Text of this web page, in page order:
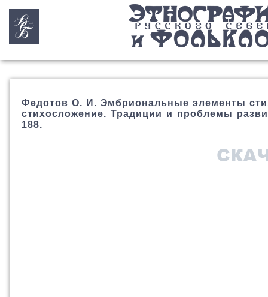
Федотов О. И. Эмбриональные элементы
стихосложение. Традиции и проблемы
188.